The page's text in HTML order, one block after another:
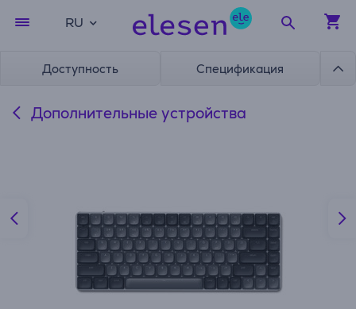
RU
Доступность Спецификация
Дополнительные устройства